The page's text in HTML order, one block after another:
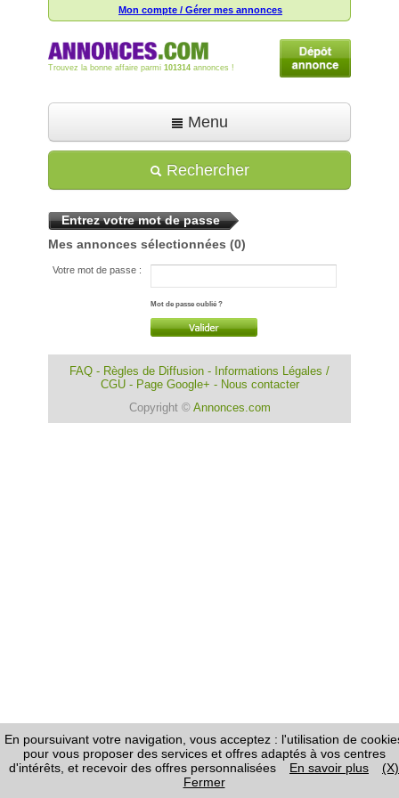
Mon compte / Gérer mes annonces
Trouvez la bonne affaire parmi 101314 annonces !
Menu
Déposer une annonce
Toutes les annonces
Aide
Rechercher
Entrez votre mot de passe
Mes annonces sélectionnées (0)
Votre mot de passe :
Mot de passe oublié ?
FAQ - Règles de Diffusion - Informations Légales /
CGU- Page Google+ - Nous contacter
Copyright © Annonces.com
En poursuivant votre navigation, vous acceptez : l'utilisation de
pour vous proposer des services et offres adaptés à vos centres
d'intérêts, et recevoir des offres personnalisées
En savoir plus
(X)
Fermer